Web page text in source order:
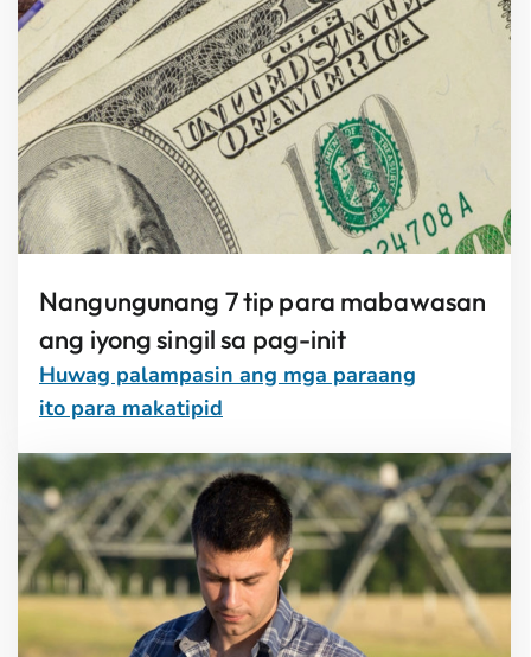
Nangungunang 7 tip para mabawasan
ang iyong singil sa pag-init
Huwag palampasin ang mga paraang
ito para makatipid